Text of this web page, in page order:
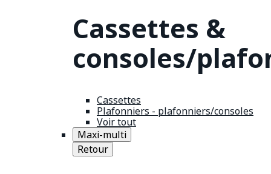
Cassettes &
consoles/
Cassettes
Plafonniers - plafonniers/consoles
Voir tout
Maxi-multi
Retour